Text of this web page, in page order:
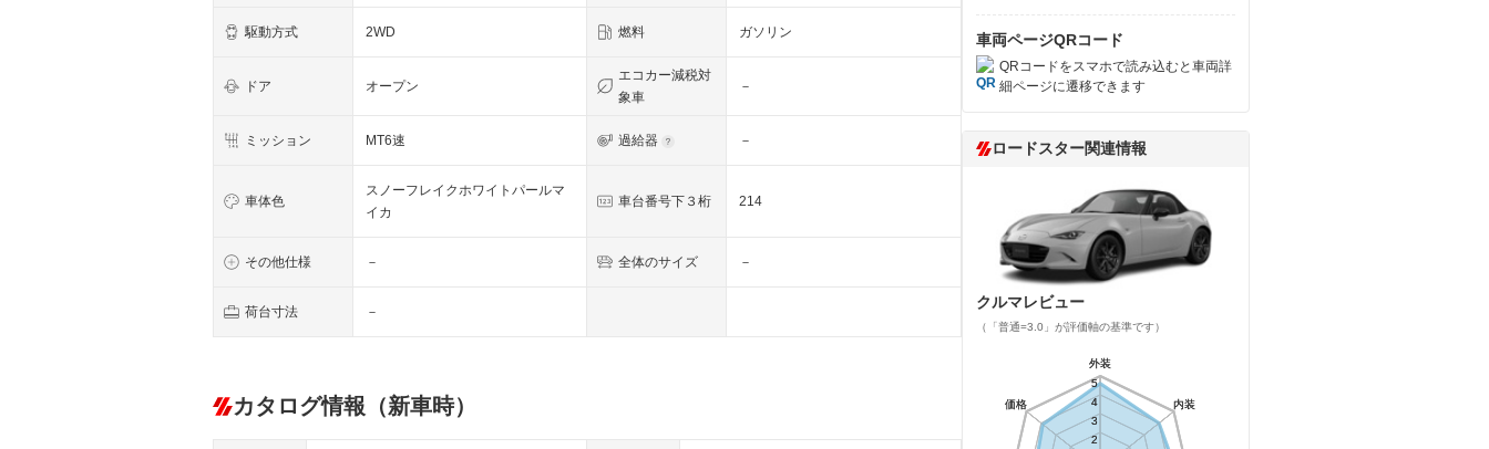
駆動方式 2WD 燃料 ガソリン
ドア オープン
エコカー減税対
象車
－
ミッション MT6速 過給器 －
車体色
スノーフレイクホワイトパールマ
イカ
車台番号下３桁 214
その他仕様 － 全体のサイズ －
荷台寸法 －
カタログ情報（新車時）
車両ページQRコード
QRコードをスマホで読み込むと車両詳
細ページに遷移できます
ロードスター関連情報
クルマレビュー
（「普通=3.0」が評価軸の基準です）
外装
内装
価格
2
3
4
5
外装
内装
価格
2
3
4
5